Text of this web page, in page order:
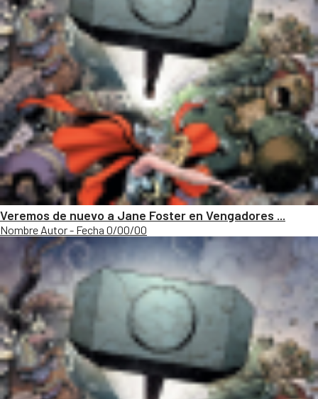
Veremos de nuevo a Jane Foster en Vengadores ...
Nombre Autor - Fecha 0/00/00